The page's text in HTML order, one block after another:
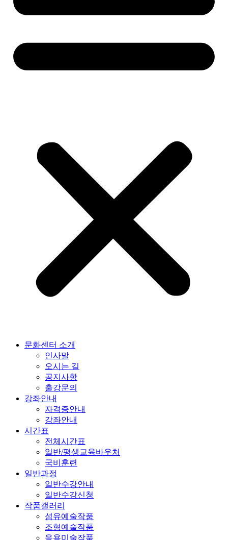
문화센터 소개
인사말
오시는 길
공지사항
출강문의
강좌안내
자격증안내
강좌안내
시간표
전체시간표
일반/평생교육바우처
국비훈련
일반과정
일반수강안내
일반수강신청
작품갤러리
섬유예술작품
조형예술작품
응용미술작품